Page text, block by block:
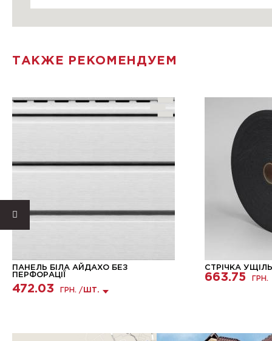
ТАКЖЕ РЕКОМЕНДУЕМ
ПАНЕЛЬ БІЛА АЙДАХО БЕЗ
ПЕРФОРАЦІЇ
472.03 ГРН. / ШТ.
СТРІЧКА
663.75 ГРН.